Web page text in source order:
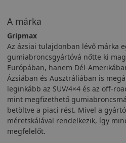
A márka
Gripmax
Az ázsiai tulajdonban lévő márka
gumiabroncsgyártóvá nőtte ki
Európában, hanem Dél-
Ázsiában és Ausztráliában is
leginkább az SUV/4×4 és az off-
mint megfizethető
betöltve a piaci rést. Mivel a
méretskálával rendelkezik, így
megfelelőt.